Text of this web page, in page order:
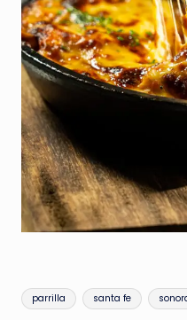
Etiquetas:
parrilla santa fe